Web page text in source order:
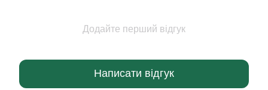
Додайте перший відгук
Написати відгук